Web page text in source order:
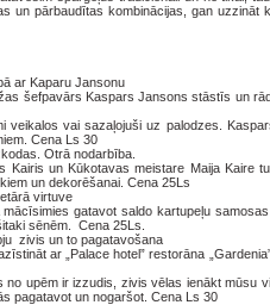
un pārbaudītas kombinācijas, gan
ar Kaparu Jansonu
šefpavārs Kaspars Jansons stāstīs un
veikalos vai sazaļojuši uz palodzes.
Cena Ls 30
Otrā nodarbība.
Kairis un Kūkotavas meistare Maija Kaire
un dekorēšanai. Cena 25Ls
virtuve
gatavot saldo kartupeļu
sēnēm. Cena 25Ls.
un to pagatavošana
ar „Palace hotel” restorāna
no upēm ir izzudis, zivis vēlas ienākt
pagatavot un nogaršot. Cena Ls 30